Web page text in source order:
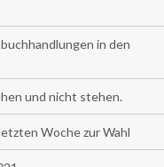
in den
und nicht stehen.
Woche zur Wahl